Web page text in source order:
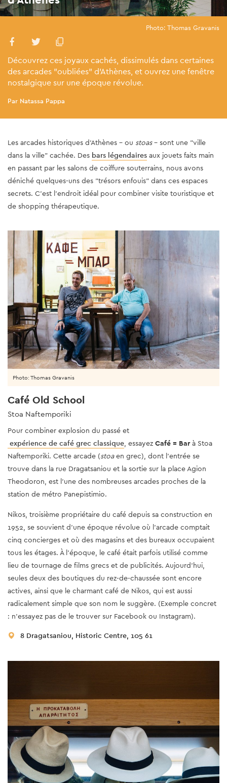
Photo: Thomas Gravanis
Découvrez ces joyaux cachés, dissimulés dans certaines
des arcades "oubliées" d'Athènes, et ouvrez une fenêtre
nostalgique sur une époque révolue.
Par Natassa Pappa
Les arcades historiques d'Athènes - ou stoas- sont une "ville
dans la ville" cachée. Des bars légendaires aux jouets faits main
en passant par les salons de coiffure souterrains, nous avons
déniché quelques-uns des "trésors enfouis" dans ces espaces
secrets. C'est l'endroit idéal pour combiner visite touristique et
de shopping thérapeutique.
Photo: Thomas Gravanis
Café Old School
Stoa Naftemporiki
Pour combiner explosion du passé et
expérience de café grec classique, essayez Café = Barà Stoa
Naftemporiki. Cette arcade (stoaen grec), dont l'entrée se
trouve dans la rue Dragatsaniou et la sortie sur la place Agion
Theodoron, est l'une des nombreuses arcades proches de la
station de métro Panepistimio.
Nikos, troisième propriétaire du café depuis sa construction en
1952, se souvient d'une époque révolue où l'arcade comptait
cinq concierges et où des magasins et des bureaux occupaient
tous les étages. À l'époque, le café était parfois utilisé comme
lieu de tournage de films grecs et de publicités. Aujourd'hui,
seules deux des boutiques du rez-de-chaussée sont encore
actives, ainsi que le charmant café de Nikos, qui est aussi
radicalement simple que son nom le suggère. (Exemple concret
: n'essayez pas de le trouver sur Facebook ou Instagram).
8 Dragatsaniou, Historic Centre, 105 61